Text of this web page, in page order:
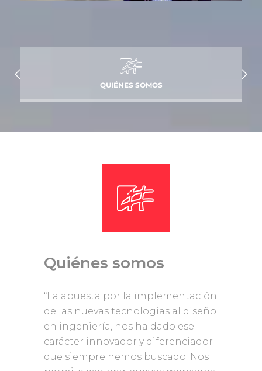
QUIÉNES SOMOS
Quiénes somos
“La apuesta por la implementación
de las nuevas tecnologías al diseño
en ingeniería, nos ha dado ese
carácter innovador y diferenciador
que siempre hemos buscado. Nos